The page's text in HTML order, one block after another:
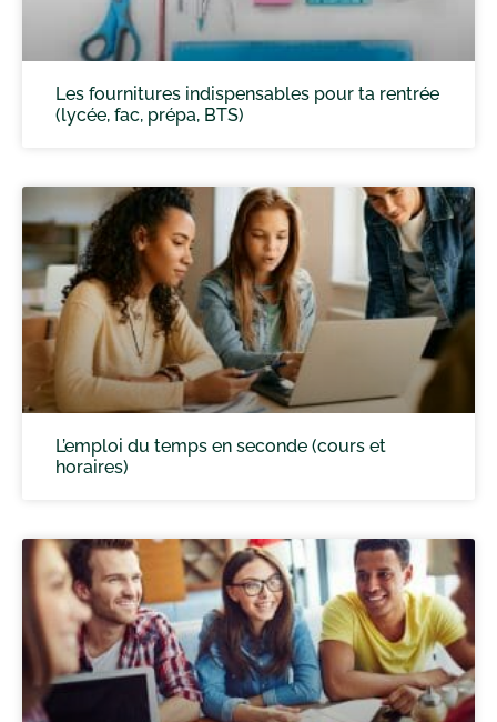
Les fournitures indispensables pour ta rentrée
(lycée, fac, prépa, BTS)
L’emploi du temps en seconde (cours et
horaires)